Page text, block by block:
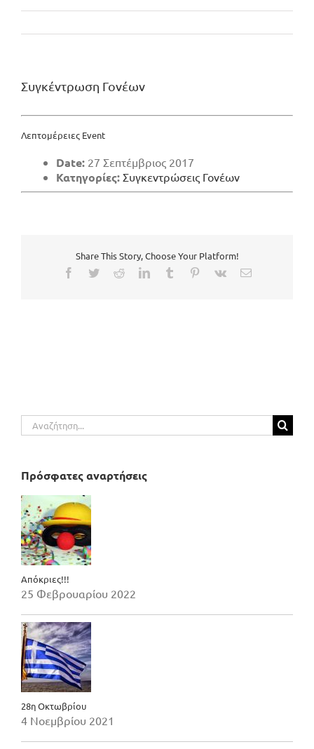
Συγκέντρωση Γονέων
Λεπτομέρειες Event
Date: 27 Σεπτέμβριος 2017
Κατηγορίες: Συγκεντρώσεις Γονέων
Share This Story, Choose Your Platform!
Facebook
TwitterRedditLinkedInTumblr Pinterest
Vk Email
Αναζήτηση
για:
Πρόσφατες αναρτήσεις
Απόκριες!!!
25 Φεβρουαρίου 2022
28η Οκτωβρίου
4 Νοεμβρίου 2021